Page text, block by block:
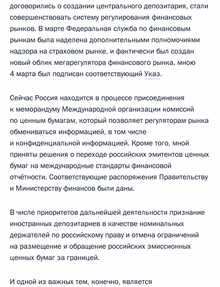
договорились о создании центрального депозитария, стали
совершенствовать систему регулирования финансовых
рынков. В марте Федеральная служба по финансовым
рынкам была наделена дополнительными полномочиями
надзора на страховом рынке, и фактически был создан
новый облик мегарегулятора финансового рынка, мною
4 марта был подписан соответствующий Указ.
Сейчас Россия находится в процессе присоединения
к меморандуму Международной организации комиссий
по ценным бумагам, который позволяет регуляторам рынка
обмениваться информацией, в том числе
и конфиденциальной информацией. Кроме того, мной
приняты решения о переходе российских эмитентов ценных
бумаг на международные стандарты финансовой
отчётности. Соответствующие распоряжения Правительству
и Министерству финансов были даны.
В числе приоритетов дальнейшей деятельности признание
иностранных депозитариев в качестве номинальных
держателей по российскому праву и отмена ограничений
на размещение и обращение российских эмиссионных
ценных бумаг за границей.
И одной из важных тем, конечно, является